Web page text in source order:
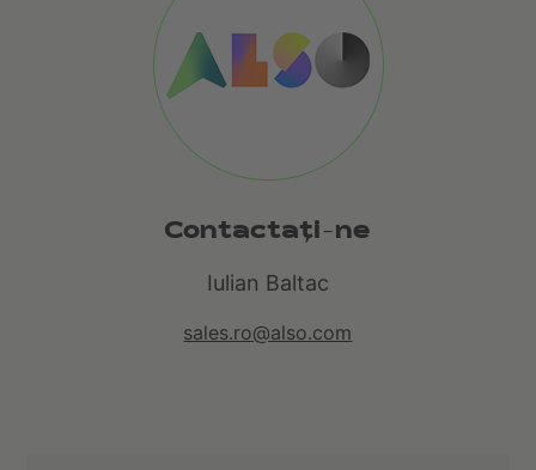
Contactaţi-ne
Iulian Baltac
sales.ro@also.com